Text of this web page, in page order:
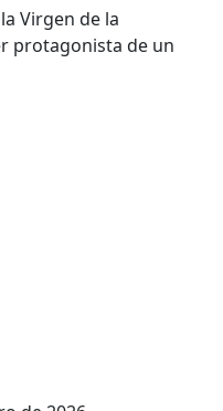
Virgen de la
protagonista de un